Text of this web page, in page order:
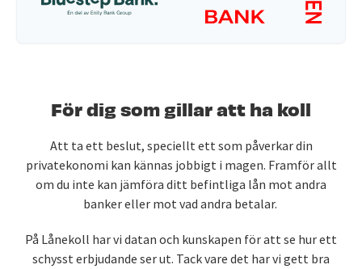
För dig som gillar att ha koll
Att ta ett beslut, speciellt ett som påverkar din
privatekonomi kan kännas jobbigt i magen. Framför allt
om du inte kan jämföra ditt befintliga lån mot andra
banker eller mot vad andra betalar.
På Lånekoll har vi datan och kunskapen för att se hur ett
schysst erbjudande ser ut. Tack vare det har vi gett bra